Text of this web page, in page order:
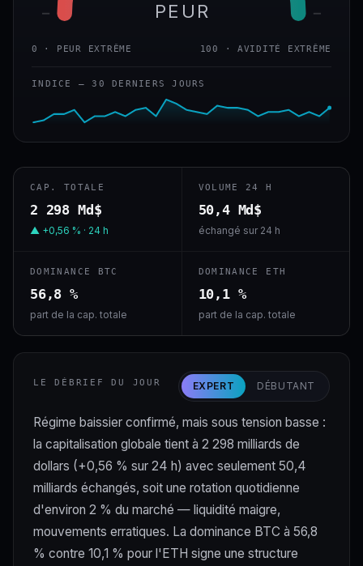
PEUR
0 · PEUR EXTRÊME 100 · AVIDITÉ EXTRÊME
INDICE — 30 DERNIERS JOURS
CAP. TOTALE
2 298 Md$
▲ +0,56 % · 24 h
VOLUME 24 H
50,4 Md$
échangé sur 24 h
DOMINANCE BTC
56,8 %
part de la cap. totale
DOMINANCE ETH
10,1 %
part de la cap. totale
LE DÉBRIEF DU JOUR EXPERT DÉBUTANT
Régime baissier confirmé, mais sous tension basse :
la capitalisation globale tient à 2 298 milliards de
dollars (+0,56 % sur 24 h) avec seulement 50,4
milliards échangés, soit une rotation quotidienne
d'environ 2 % du marché — liquidité maigre,
mouvements erratiques. La dominance BTC à 56,8
% contre 10,1 % pour l'ETH signe une structure